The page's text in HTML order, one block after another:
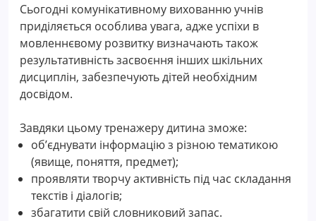
Сьогодні комунікативному вихованню учнів
приділяється особлива увага, адже успіхи в
мовленнєвому розвитку визначають також
результативність засвоєння інших шкільних
дисциплін, забезпечують дітей необхідним
досвідом.
Завдяки цьому тренажеру дитина зможе:
об’єднувати інформацію з різною тематикою
(явище, поняття, предмет);
проявляти творчу активність під час складання
текстів і діалогів;
збагатити свій словниковий запас.